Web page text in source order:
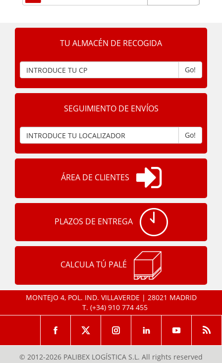
TU ALMACÉN DE RECOGIDA
Go!
SEGUIMIENTO DE ENVÍOS
Go!
ÁREA DE CLIENTES
PLAZOS DE ENTREGA
CALCULA TÚ PALÉ
MONTEJO 4, POL. IND. VILLAVERDE | 28021 MADRID
T. (+34) 910 774 455
© 2012-2026 PALIBEX LOGÍSTICA S.L. All rights reserved